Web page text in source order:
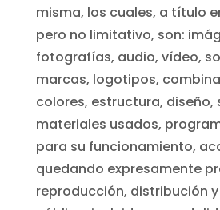
misma, los cuales, a título
pero no limitativo, son:
fotografías, audio, vídeo,
marcas, logotipos,
colores, estructura, diseño,
materiales usados,
para su funcionamiento,
quedando expresamente
reproducción, distribución